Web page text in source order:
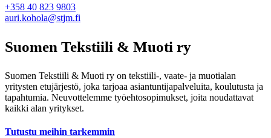
+358 40 823 9803
auri.kohola@stjm.fi
Suomen Tekstiili & Muoti ry
Suomen Tekstiili & Muoti ry on tekstiili-, vaate- ja muotialan
yritysten etujärjestö, joka tarjoaa asiantuntijapalveluita, koulutusta ja
tapahtumia. Neuvottelemme työehtosopimukset, joita noudattavat
kaikki alan yritykset.
Tutustu meihin tarkemmin